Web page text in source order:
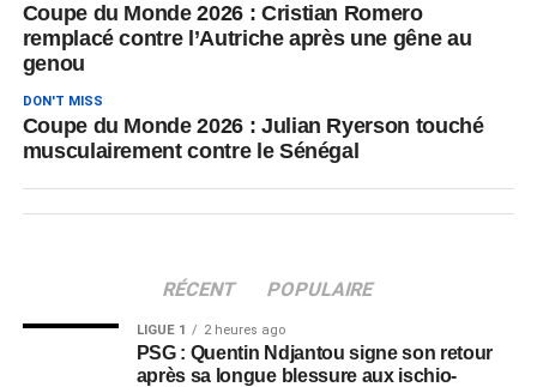
Coupe du Monde 2026 : Cristian Romero
remplacé contre l’Autriche après une gêne au
genou
DON'T MISS
Coupe du Monde 2026 : Julian Ryerson touché
musculairement contre le Sénégal
RÉCENT POPULAIRE
LIGUE 1 2 heures ago
PSG : Quentin Ndjantou signe son retour
après sa longue blessure aux ischio-